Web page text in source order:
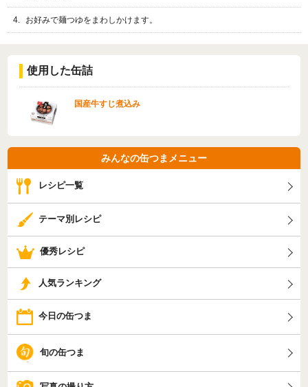
お好みで麺つゆをまわしかけます。
使用した缶詰
国産牛すじ煮込み
みんなの缶つまメニュー
レシピ一覧
テーマ別レシピ
優秀レシピ
人気ランキング
今日の缶つま
旬の缶つま